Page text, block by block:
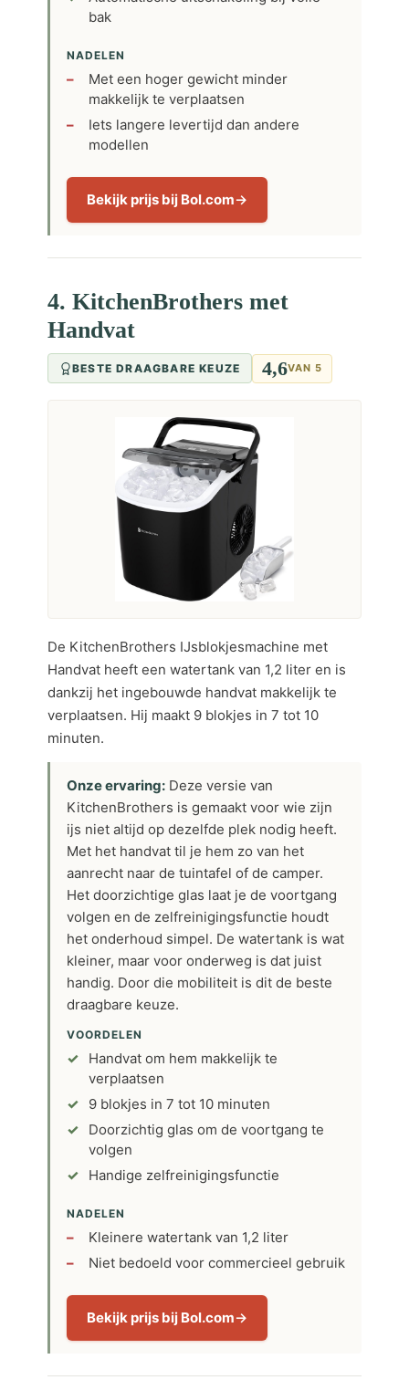
bak
NADELEN
Met een hoger gewicht minder
makkelijk te verplaatsen
Iets langere levertijd dan andere
modellen
Bekijk prijs bij Bol.com
4. KitchenBrothers met
Handvat
BESTE DRAAGBARE KEUZE 4,6VAN 5
De KitchenBrothers IJsblokjesmachine met
Handvat heeft een watertank van 1,2 liter en is
dankzij het ingebouwde handvat makkelijk te
verplaatsen. Hij maakt 9 blokjes in 7 tot 10
minuten.
Onze ervaring: Deze versie van
KitchenBrothers is gemaakt voor wie zijn
ijs niet altijd op dezelfde plek nodig heeft.
Met het handvat til je hem zo van het
aanrecht naar de tuintafel of de camper.
Het doorzichtige glas laat je de voortgang
volgen en de zelfreinigingsfunctie houdt
het onderhoud simpel. De watertank is wat
kleiner, maar voor onderweg is dat juist
handig. Door die mobiliteit is dit de beste
draagbare keuze.
VOORDELEN
Handvat om hem makkelijk te
verplaatsen
9 blokjes in 7 tot 10 minuten
Doorzichtig glas om de voortgang te
volgen
Handige zelfreinigingsfunctie
NADELEN
Kleinere watertank van 1,2 liter
Niet bedoeld voor commercieel gebruik
Bekijk prijs bij Bol.com